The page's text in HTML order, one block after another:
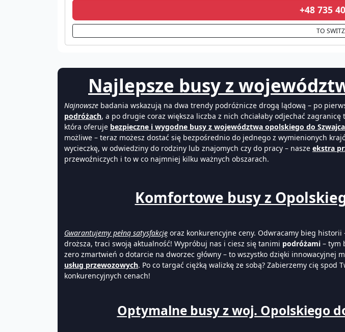
+48 735
TO
Najlepsze busy z
Najnowsze badania wskazują na dwa trendy podróżnicze drogą lądową – po
podróżach, a po drugie coraz większa liczba z nich chciałaby odjechać
która oferuje bezpieczne i wygodne busy z województwa opolskiego do
możliwe – teraz możesz dostać się bezpośrednio do jednego z wymienionych
wycieczkę, w odwiedziny do rodziny lub znajomych czy do pracy – nasze ekstra
przewoźniczych i to w co najmniej kilku ważnych obszarach.
Komfortowe busy z
Gwarantujemy pełną satysfakcję oraz konkurencyjne ceny. Odwracamy bieg
droższa, traci swoją aktualność! Wypróbuj nas i ciesz się tanimi podróżami – tym
zero zmartwień o dotarcie na dworzec główny – to wszystko dzięki
usług przewozowych. Po co targać ciężką walizkę ze sobą? Zabierzemy cię
konkurencyjnych cenach!
Optymalne busy z woj. Opolskiego